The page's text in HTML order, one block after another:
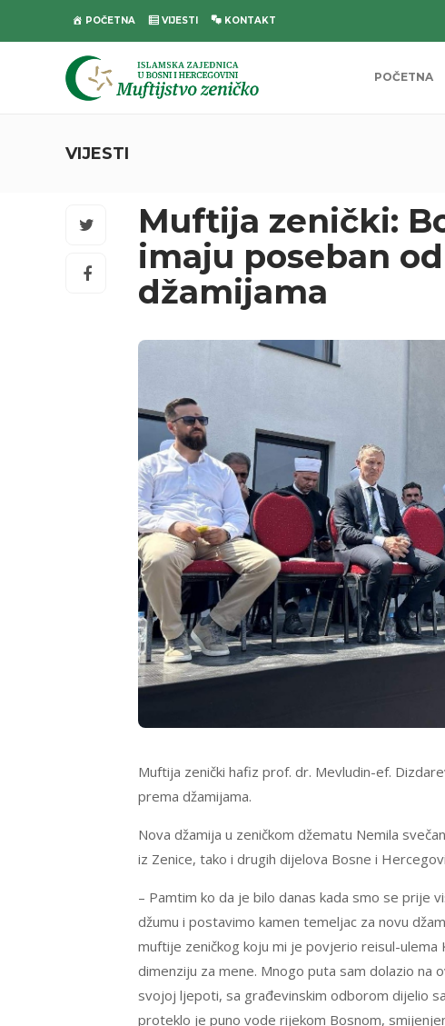
POČETNA VIJESTI KONTAKT
POČETNA
VIJESTI
Muftija zenički:
imaju poseban
džamijama
Muftija zenički hafiz prof. dr. Mevludin-ef.
prema džamijama.
Nova džamija u zeničkom džematu Nemila
iz Zenice, tako i drugih dijelova Bosne i
– Pamtim ko da je bilo danas kada smo se prije
džumu i postavimo kamen temeljac za novu
muftije zeničkog koju mi je povjerio reisul-ulema
dimenziju za mene. Mnogo puta sam dolazio na
svojoj ljepoti, sa građevinskim odborom dijelio
proteklo je puno vode rijekom Bosnom,